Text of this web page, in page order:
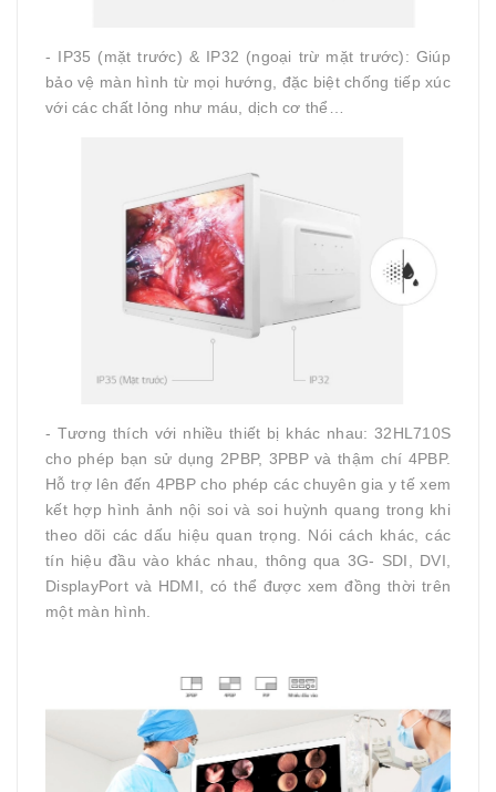
- IP35 (mặt trước) & IP32 (ngoại trừ mặt trước): Giúp
bảo vệ màn hình từ mọi hướng, đặc biệt chống tiếp xúc
với các chất lỏng như máu, dịch cơ thể…
- Tương thích với nhiều thiết bị khác nhau: 32HL710S
cho phép bạn sử dụng 2PBP, 3PBP và thậm chí 4PBP.
Hỗ trợ lên đến 4PBP cho phép các chuyên gia y tế xem
kết hợp hình ảnh nội soi và soi huỳnh quang trong khi
theo dõi các dấu hiệu quan trọng. Nói cách khác, các
tín hiệu đầu vào khác nhau, thông qua 3G- SDI, DVI,
DisplayPort và HDMI, có thể được xem đồng thời trên
một màn hình.